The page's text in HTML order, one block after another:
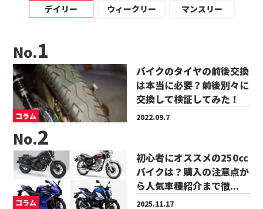
デイリー ウィークリー マンスリー
No.
コラム
バイクのタイヤの前後交換
は本当に必要？前後別々に
交換して検証してみた！
2022.09.7
No.
コラム
初心者にオススメの250cc
バイクは？購入の注意点か
ら人気車種紹介まで徹...
2025.11.17